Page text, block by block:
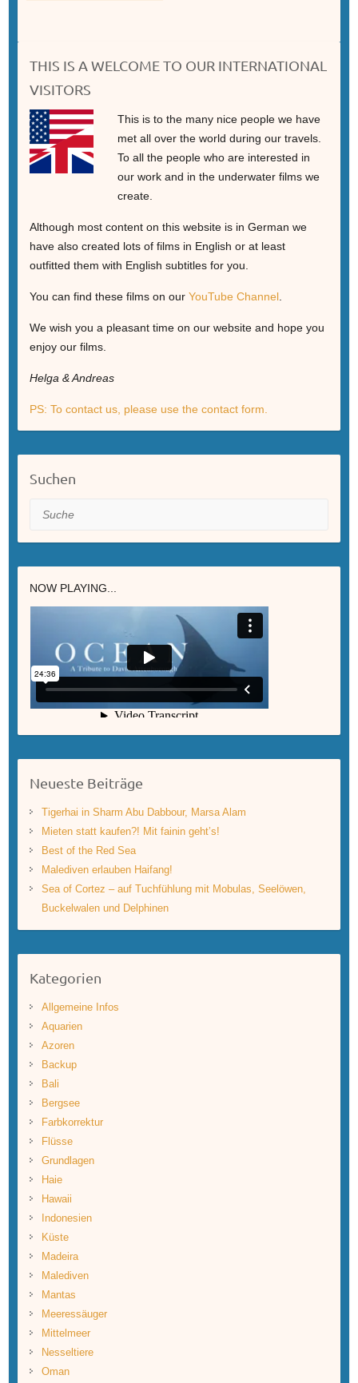
THIS IS A WELCOME TO OUR INTERNATIONAL
VISITORS
This is to the many nice people we have
met all over the world during our travels.
To all the people who are interested in
our work and in the underwater films we
create.
Although most content on this website is in German we
have also created lots of films in English or at least
outfitted them with English subtitles for you.
You can find these films on our YouTube Channel.
We wish you a pleasant time on our website and hope you
enjoy our films.
Helga & Andreas
PS: To contact us, please use the contact form.
Suchen
Suche
NOW PLAYING...
Neueste Beiträge
Tigerhai in Sharm Abu Dabbour, Marsa Alam
Mieten statt kaufen?! Mit fainin geht’s!
Best of the Red Sea
Malediven erlauben Haifang!
Sea of Cortez – auf Tuchfühlung mit Mobulas, Seelöwen,
Buckelwalen und Delphinen
Kategorien
Allgemeine Infos
Aquarien
Azoren
Backup
Bali
Bergsee
Farbkorrektur
Flüsse
Grundlagen
Haie
Hawaii
Indonesien
Küste
Madeira
Malediven
Mantas
Meeressäuger
Mittelmeer
Nesseltiere
Oman